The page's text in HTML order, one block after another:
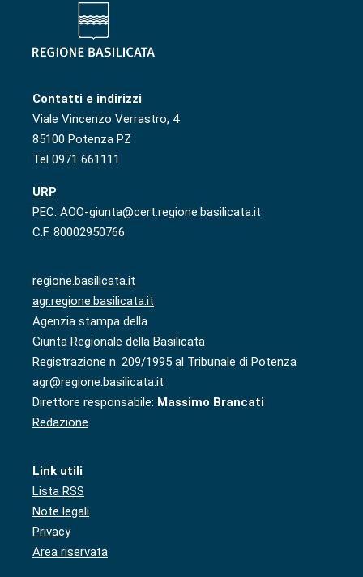
Contatti e indirizzi
Viale Vincenzo Verrastro, 4
85100 Potenza PZ
Tel 0971 661111
URP
PEC: AOO-giunta@cert.regione.basilicata.it
C.F. 80002950766
regione.basilicata.it
agr.regione.basilicata.it
Agenzia stampa della
Giunta Regionale della Basilicata
Registrazione n. 209/1995 al Tribunale di Potenza
agr@regione.basilicata.it
Direttore responsabile: Massimo Brancati
Redazione
Link utili
Lista RSS
Note legali
Privacy
Area riservata